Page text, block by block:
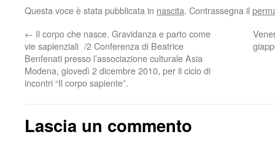
Questa voce è stata pubblicata in nascita. Contrassegna il
← Il corpo che nasce. Gravidanza e parto come
vie sapienziali /2 Conferenza di Beatrice
Benfenati presso l’associazione culturale Asia
Modena, giovedì 2 dicembre 2010, per il ciclo di
incontri “Il corpo sapiente”.
Lascia un commento